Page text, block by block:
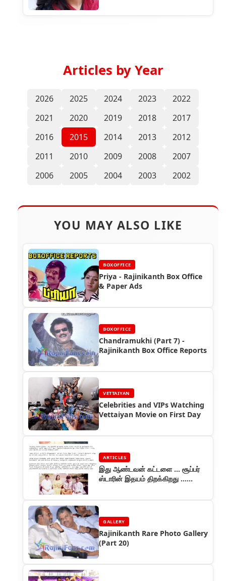
Articles by Year
2026 2025 2024 2023
2022
2021
2020 2019 2018
2017
2016
2015 2014 2013
2012
2011
2010 2009 2008
2007
2006
2005 2004 2003 2002
YOU MAY ALSO LIKE
BOXOFFICE
Priya - Rajinikanth Box Office
& Paper Ads
BOXOFFICE
Chandramukhi (Part 7) -
Rajinikanth Box Office Reports
VETTAIYAN
Celebrities and VIPs Watching
Vettaiyan Movie on First Day
ARTICLES
இது ஆண்டவன் கட்டளை ... சூப்பர்
ஸ்டாரின் இதயம் திறக்கிறது ...
GALLERY
Rajinikanth Rare Photo Gallery
(Part 20)